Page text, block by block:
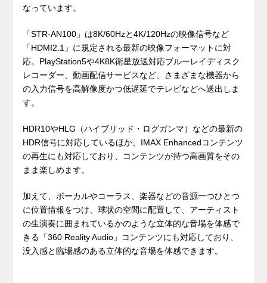
なっています。
「STR-AN100」は8K/60Hzと4K/120Hzの映像信号など
「HDMI2.1」に規定される最新の映像フォーマットに対
応。PlayStation5や4K8K衛星放送対応ブルーレイディスク
レコーダー、動画配信サービスなど、さまざまな機器から
の入力信号を高解像度かつ低遅延でテレビなどへ送出しま
す。
HDR10やHLG（ハイブリッド・ログガンマ）などの最新の
HDR信号に対応しているほか、IMAX Enhancedコンテンツ
の再生にも対応しており、コンテンツが持つ高画質をその
まま楽しめます。
加えて、ボーカルやコーラス、楽器などの音源一つひとつ
に位置情報をつけ、球状の空間に配置して、アーティスト
の生演奏に囲まれているかのような立体的な音場を体感で
きる「360 Reality Audio」コンテンツにも対応しており、
没入感と臨場感のある立体的な音場を体感できます。